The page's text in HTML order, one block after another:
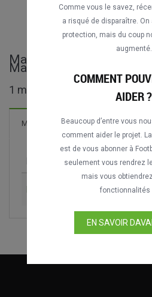
Matches complets de
Marbella
1 matches trouvés
Matches Nouveau! 2 Buts
Málaga CF vs. Liverpool FC
Comme vous le savez,
a risqué de disparaître.
protection, mais du coup
augmenté.
COMMENT
AIDER ?
Beaucoup d’entre vous
comment aider le projet.
est de vous abonner à
seulement vous rendrez
mais vous
fonctionnalités
EN SAVOIR